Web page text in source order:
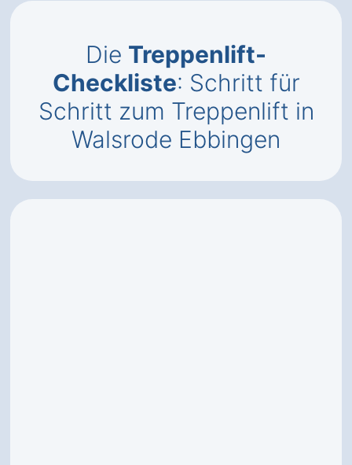
Die Treppenlift-
Checkliste: Schritt für
Schritt zum Treppenlift in
Walsrode Ebbingen